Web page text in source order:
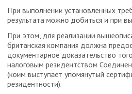
При выполнении установленных
результата можно добиться и при
При этом, для реализации
британская компания должна
документарное доказательство
налоговым резидентством
(коим выступает упомянутый
резидентности).